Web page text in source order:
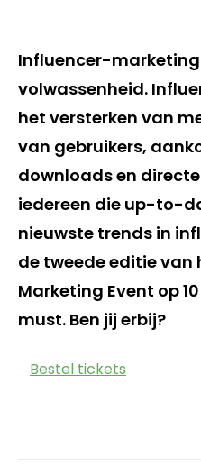
Influencer-
volwassenheid.
het versterken van
van gebruikers,
downloads en
iedereen die up-to-
nieuwste trends in
de tweede editie van
Marketing Event op
must. Ben jij erbij?
Bestel tickets